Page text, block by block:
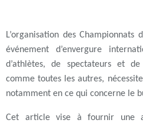
L’organisation des
événement d’envergure
d’athlètes, de spectateurs et de
comme toutes les autres,
notamment en ce qui concerne le
Cet article vise à fournir une